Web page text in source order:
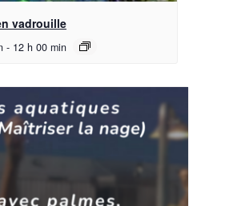
vadrouille
- 12 h 00 min